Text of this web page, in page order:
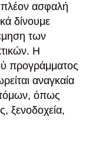
ασφαλή
δίνουμε
των
Η
προγράμματος
αναγκαία
όπως
ξενοδοχεία,